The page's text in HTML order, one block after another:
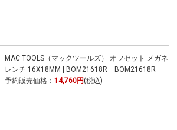
MAC TOOLS（マックツールズ） オフセット メガネ
レンチ 16X18MM | BOM21618R BOM21618R
予約販売価格： 14,760円 (税込)